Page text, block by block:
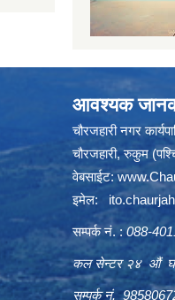
आवश्यक
चौरजहारी नगर
चौरजहारी, रुकुम
वेबसाईट:
इमेल:
सम्पर्क नं. : 088-
कल सेन्टर २४ औं
सम्पर्क नं.